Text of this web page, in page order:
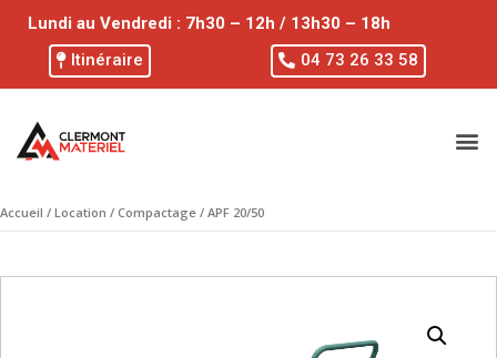
Lundi au Vendredi : 7h30 – 12h / 13h30 – 18h
Itinéraire
04 73 26 33 58
Accueil / Location / Compactage / APF 20/50